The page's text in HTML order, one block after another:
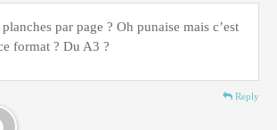
par page ? Oh punaise mais c’est
format ? Du A3 ?
Reply